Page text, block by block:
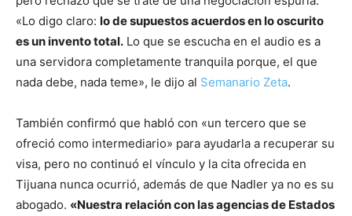
«Lo digo claro: lo de supuestos acuerdos en lo oscurito
es un invento total. Lo que se escucha en el audio es a
una servidora completamente tranquila porque, el que
nada debe, nada teme», le dijo al Semanario Zeta.
También confirmó que habló con «un tercero que se
ofreció como intermediario» para ayudarla a recuperar su
visa, pero no continuó el vínculo y la cita ofrecida en
Tijuana nunca ocurrió, además de que Nadler ya no es su
abogado. «Nuestra relación con las agencias de Estados